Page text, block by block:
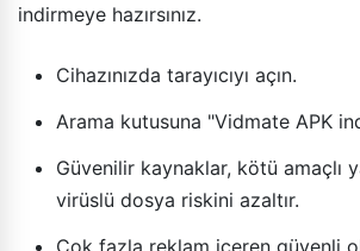
indirmeye hazırsınız.
Cihazınızda tarayıcıyı açın.
Arama kutusuna "Vidmate APK
Güvenilir kaynaklar, kötü amaçlı
virüslü dosya riskini azaltır.
Çok fazla reklam içeren güvenli